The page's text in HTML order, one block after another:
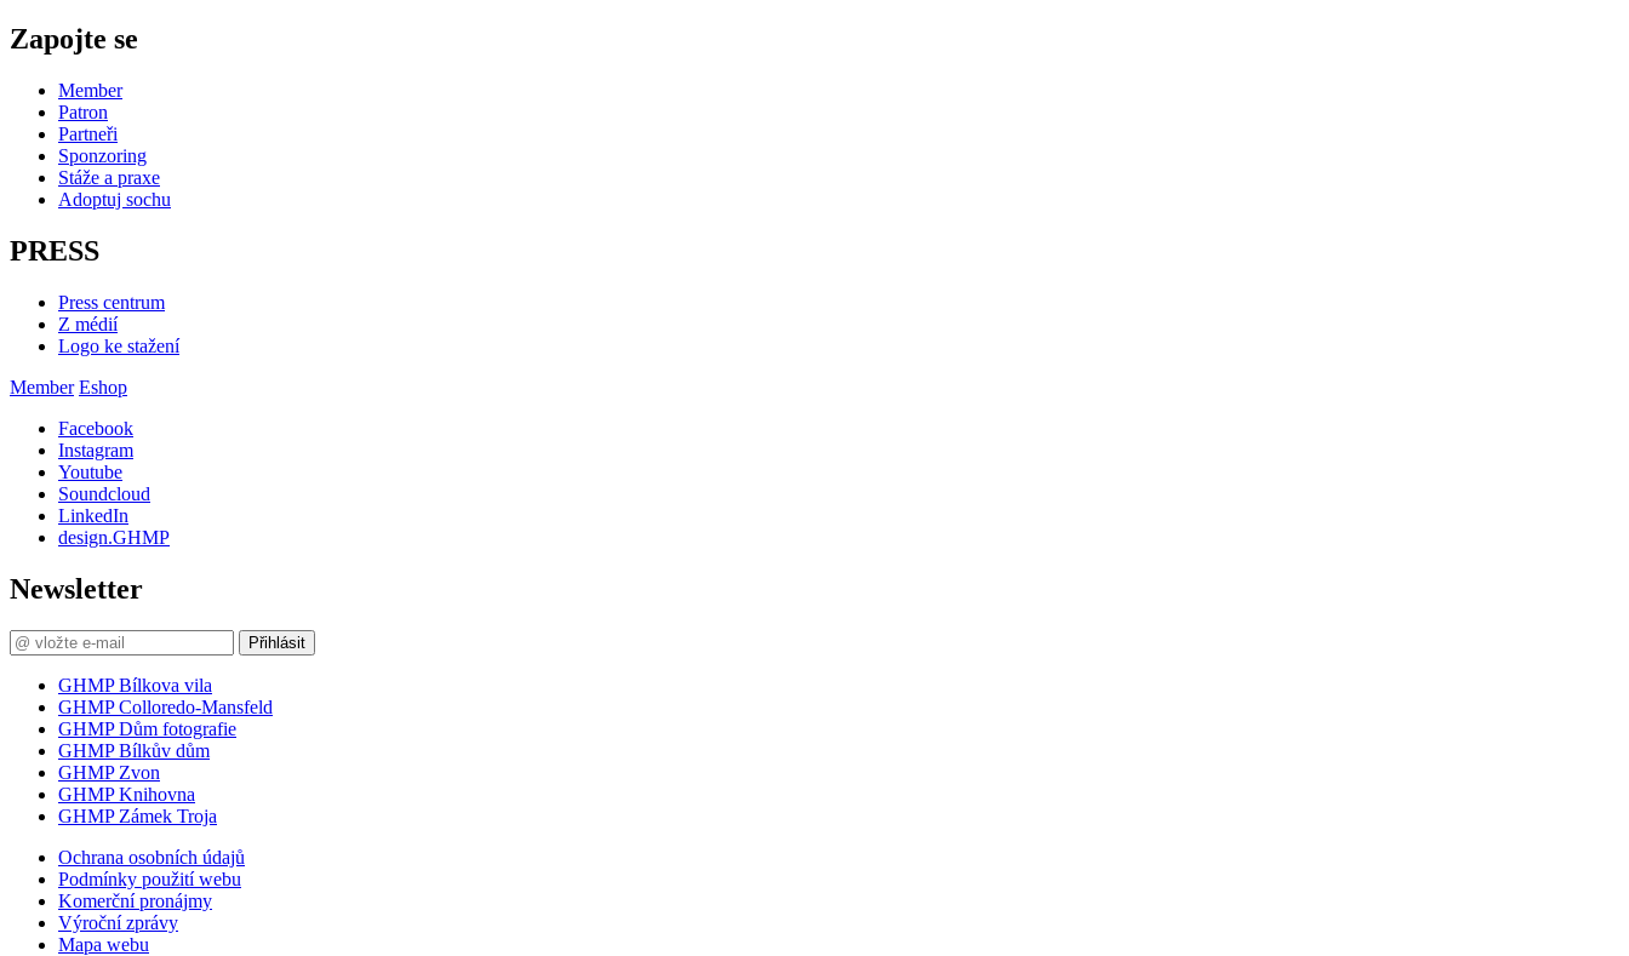
Zapojte se
Member
Patron
Partneři
Sponzoring
Stáže a praxe
Adoptuj sochu
PRESS
Press centrum
Z médií
Logo ke stažení
Member Eshop
Facebook
Instagram
Youtube
Soundcloud
LinkedIn
design.GHMP
Newsletter
Přihlásit
GHMP Bílkova vila
GHMP Colloredo-Mansfeld
GHMP Dům fotografie
GHMP Bílkův dům
GHMP Zvon
GHMP Knihovna
GHMP Zámek Troja
Ochrana osobních údajů
Podmínky použití webu
Komerční pronájmy
Výroční zprávy
Mapa webu